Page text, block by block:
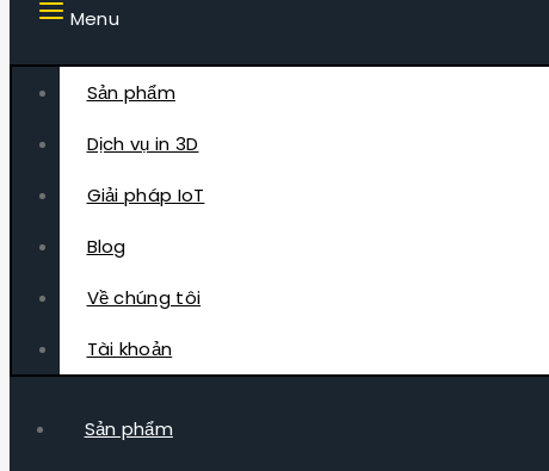
Menu
Sản phẩm
Dịch vụ in 3D
Giải pháp IoT
Blog
Về chúng tôi
Tài khoản
Sản phẩm